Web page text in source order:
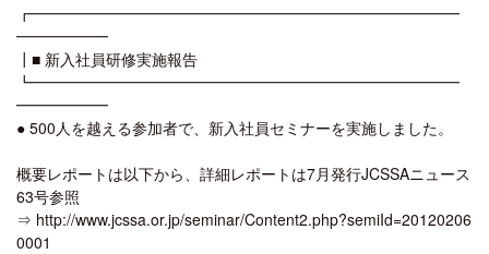
┏━━━━━━━━━━━━━━━━━━━━━━━━━━━━
━━━━━━
┃■ 新入社員研修実施報告
┗━━━━━━━━━━━━━━━━━━━━━━━━━━━━
━━━━━━
● 500人を越える参加者で、新入社員セミナーを実施しました。
概要レポートは以下から、詳細レポートは7月発行JCSSAニュース
63号参照
⇒ http://www.jcssa.or.jp/seminar/Content2.php?semiId=20120206
0001